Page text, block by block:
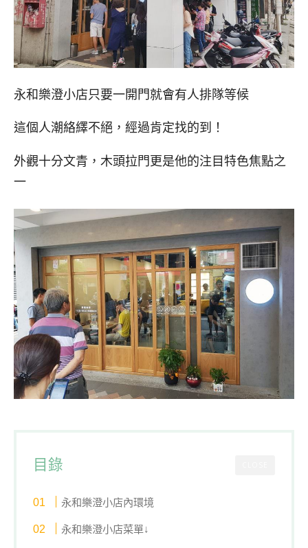
永和樂澄小店只要一開門就會有人排隊等候
這個人潮絡繹不絕，經過肯定找的到！
外觀十分文青，木頭拉門更是他的注目特色焦點之
一
目錄
永和樂澄小店內環境
永和樂澄小店菜單↓